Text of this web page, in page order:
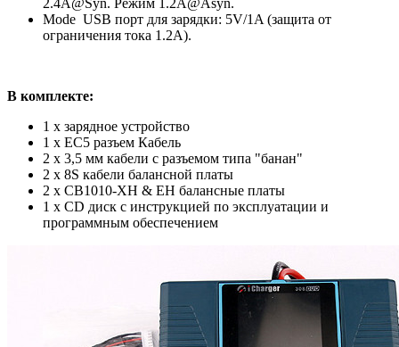
2.4A@Syn. Режим 1.2A@Asyn.
Mode USB порт для зарядки: 5V/1A (защита от
ограничения тока 1.2A).
В комплекте:
1 x зарядное устройство
1 x EC5 разъем Кабель
2 x 3,5 мм кабели с разъемом типа "банан"
2 x 8S кабели балансной платы
2 x CB1010-XH & EH балансные платы
1 x CD диск с инструкцией по эксплуатации и
программным обеспечением